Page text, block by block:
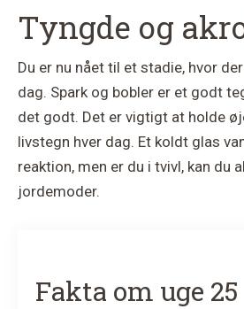
Tyngde og
Du er nu nået til et stadie, hvor
dag. Spark og bobler er et godt
det godt. Det er vigtigt at holde
livstegn hver dag. Et koldt glas
reaktion, men er du i tvivl, kan du
jordemoder.
Fakta om uge 25